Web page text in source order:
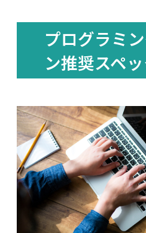
プログラミ
ン推奨スペ